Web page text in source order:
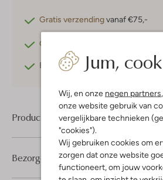
Jum,
Wij, en onze negen partners
onze website gebruik van
vergelijkbare technieken
"cookies").
Wij gebruiken cookies om
zorgen dat onze website
functioneert, om jouw
Gratis verzendingvanaf €75,-
Gratis retourneren
Betaal achterafmet Klarna
Product informatie
Bezorgen & retourneren